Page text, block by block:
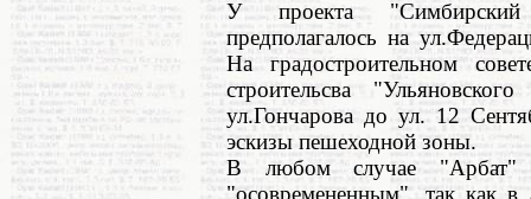
У проекта "Симбирский
предполагалось на
На градостроительном
строительсва
ул.Гончарова до ул. 12
эскизы пешеходной зоны.
В любом случае "Арбат"
"осовремененным", так как в